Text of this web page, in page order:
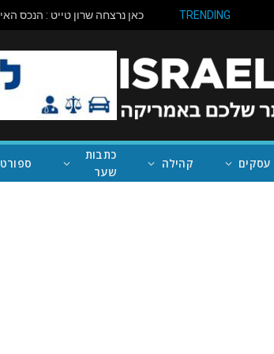
TRENDING
עסקים קהילה
כתבות
שער
ספורט